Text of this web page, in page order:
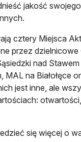
jakość
cztery Miejsca
przez
nad
MAL na Białołęce
jest inne, ale
się więcej o